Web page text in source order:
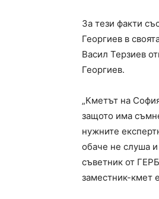
За тези факти
Георгиев в
Васил Терзиев
Георгиев.
„Кметът на
защото има
нужните
обаче не слуша
съветник от
заместник-кмет